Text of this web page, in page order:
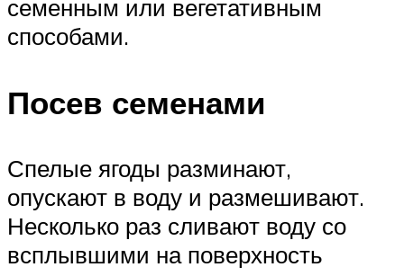
семенным или вегетативным
способами.
Посев семенами
Спелые ягоды разминают,
опускают в воду и размешивают.
Несколько раз сливают воду со
всплывшими на поверхность